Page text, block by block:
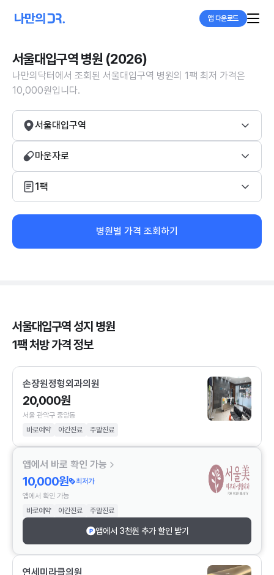
앱 다운로드
서울대입구역 병원 (2026)
나만의닥터에서 조회된 서울대입구역 병원의 1팩 최저 가격은
10,000원입니다.
서울대입구역
마운자로
1팩
병원별 가격 조회하기
서울대입구역 성지 병원
1팩 처방 가격 정보
손장원정형외과의원
20,000원
서울 관악구 중앙동
바로예약
야간진료 주말진료
앱에서 바로 확인 가능
10,000원
최저가
앱에서 확인 가능
바로예약
야간진료 주말진료
앱에서 3천원 추가 할인 받기
연세미라클의원